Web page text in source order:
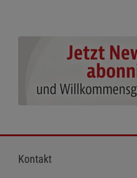
Kontakt